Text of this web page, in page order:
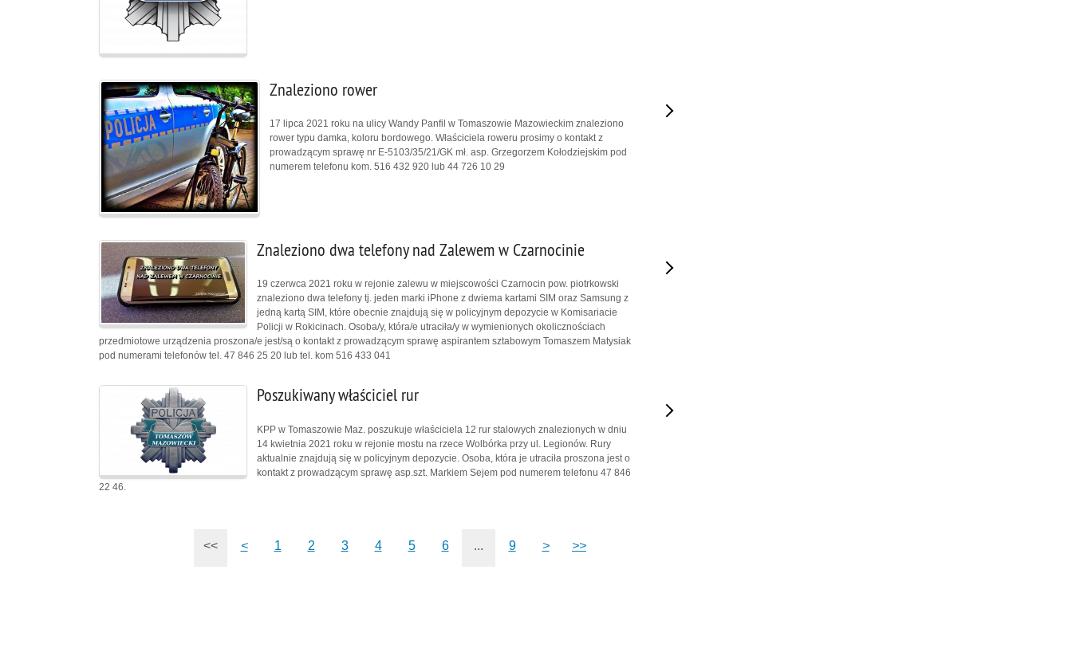
Znaleziono rower
17 lipca 2021 roku na ulicy Wandy Panfil w Tomaszowie Mazowieckim znaleziono
rower typu damka, koloru bordowego. Właściciela roweru prosimy o kontakt z
prowadzącym sprawę nr E-5103/35/21/GK mł. asp. Grzegorzem Kołodziejskim pod
numerem telefonu kom. 516 432 920 lub 44 726 10 29
Znaleziono dwa telefony nad Zalewem w Czarnocinie
19 czerwca 2021 roku w rejonie zalewu w miejscowości Czarnocin pow. piotrkowski
znaleziono dwa telefony tj. jeden marki iPhone z dwiema kartami SIM oraz Samsung z
jedną kartą SIM, które obecnie znajdują się w policyjnym depozycie w Komisariacie
Policji w Rokicinach. Osoba/y, która/e utraciła/y w wymienionych okolicznościach
przedmiotowe urządzenia proszona/e jest/są o kontakt z prowadzącym sprawę aspirantem sztabowym Tomaszem Matysiak
pod numerami telefonów tel. 47 846 25 20 lub tel. kom 516 433 041
Poszukiwany właściciel rur
KPP w Tomaszowie Maz. poszukuje właściciela 12 rur stalowych znalezionych w dniu
14 kwietnia 2021 roku w rejonie mostu na rzece Wolbórka przy ul. Legionów. Rury
aktualnie znajdują się w policyjnym depozycie. Osoba, która je utraciła proszona jest o
kontakt z prowadzącym sprawę asp.szt. Markiem Sejem pod numerem telefonu 47 846
22 46.
<< < 1 2 3 4 5 6 ... 9 > >>